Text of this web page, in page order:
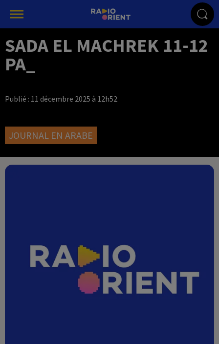
SADA EL MACHREK 11-12
PA_
Publié : 11 décembre 2025 à 12h52
JOURNAL EN ARABE